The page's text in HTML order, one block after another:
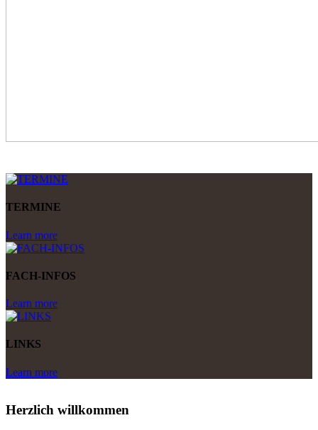
TERMINE
Learn more
FACH-INFOS
Learn more
LINKS
Learn more
Herzlich willkommen